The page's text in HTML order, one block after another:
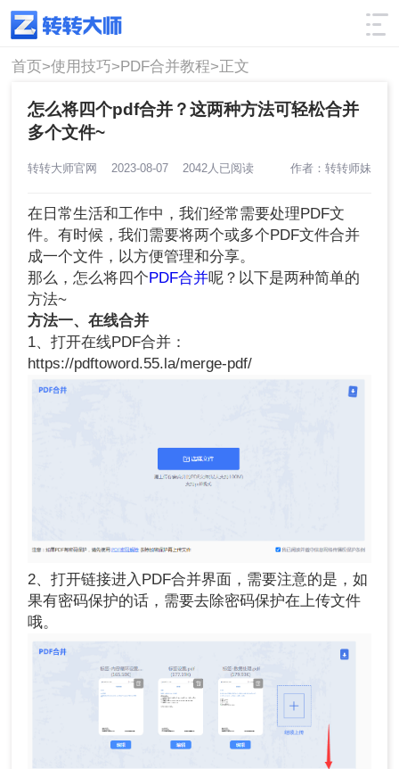
使用技巧 筛选
首页>使用技巧>PDF合并教程>正文
怎么将四个pdf合并？这两种方法可轻松合并
多个文件~
转转大师官网 2023-08-07 2042人已阅读 作者：转转师妹
在日常生活和工作中，我们经常需要处理PDF文
件。有时候，我们需要将两个或多个PDF文件合并
成一个文件，以方便管理和分享。
那么，怎么将四个 PDF合并呢？以下是两种简单的
方法~
方法一、在线合并
1、打开在线PDF合并：
https://pdftoword.55.la/merge-pdf/
2、打开链接进入PDF合并界面，需要注意的是，如
果有密码保护的话，需要去除密码保护在上传文件
哦。